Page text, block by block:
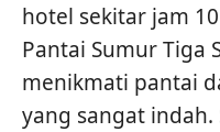
hotel sekitar jam
Pantai Sumur Tiga
menikmati pantai
yang sangat